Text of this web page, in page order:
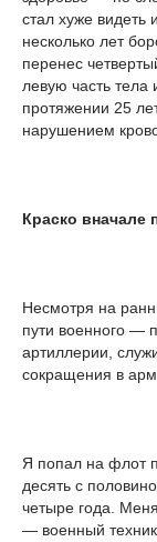
стал хуже видеть
несколько лет
перенес
левую часть тела
протяжении 25
нарушением
Краско вначале
Несмотря на
пути военного —
артиллерии,
сокращения в
Я попал на флот
десять с
четыре года.
— военный